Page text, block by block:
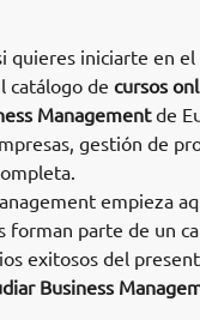
quieres iniciarte en
catálogo de cursos
Managementde
gestión de
empieza
forman parte de un
exitosos del
Business